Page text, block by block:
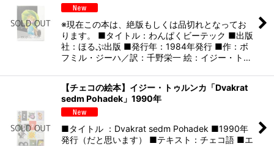
※現在この本は、絶版もしくは品切れとなってお
ります。 ■タイトル：わんぱくビーテック ■出版
社：ほるぷ出版 ■発行年：1984年発行 ■作：ボ
フミル・ジーハ／訳：千野栄一 絵：イジー・ト…
【チェコの絵本】イジー・トゥルンカ「Dvakrat
sedm Pohadek」1990年
■タイトル ：Dvakrat sedm Pohadek ■1990年
発行（だと思います） ■テキスト：チェコ語 ■エ